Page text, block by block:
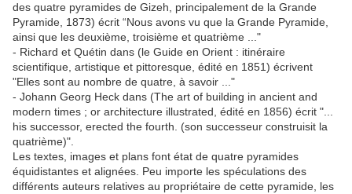
des quatre pyramides de Gizeh, principalement de la Grande
Pyramide, 1873) écrit “Nous avons vu que la Grande Pyramide,
ainsi que les deuxième, troisième et quatrième ..."
- Richard et Quétin dans (le Guide en Orient : itinéraire
scientifique, artistique et pittoresque, édité en 1851) écrivent
"Elles sont au nombre de quatre, à savoir ..."
- Johann Georg Heck dans (The art of building in ancient and
modern times ; or architecture illustrated, édité en 1856) écrit "...
his successor, erected the fourth. (son successeur construisit la
quatrième)".
Les textes, images et plans font état de quatre pyramides
équidistantes et alignées. Peu importe les spéculations des
différents auteurs relatives au propriétaire de cette pyramide, les